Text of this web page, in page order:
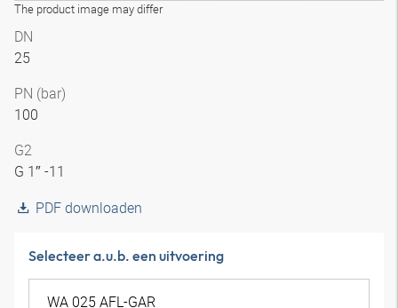
The product image may differ
DN
25
PN (bar)
100
G2
G 1″ -11
PDF downloaden
Selecteer a.u.b. een uitvoering